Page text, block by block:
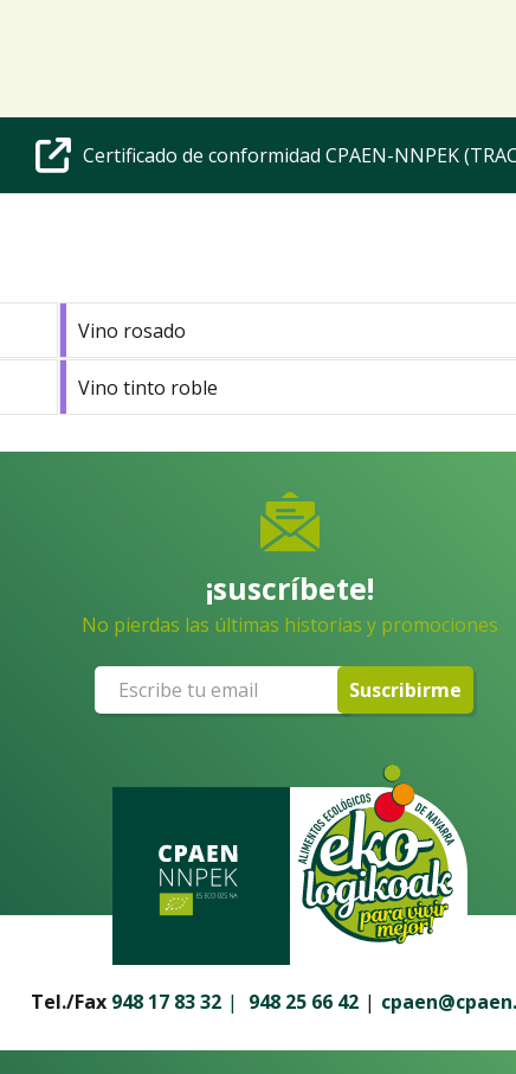
Certificado de conformidad CPAEN-NNPEK
Vino rosado
Vino tinto roble
¡suscríbete!
No pierdas las últimas historias y promociones
Suscribirme
Tel./Fax 948 17 83 32 948 25 66 42